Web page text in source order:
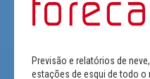
Previsão e relatórios de
estações de esqui de todo